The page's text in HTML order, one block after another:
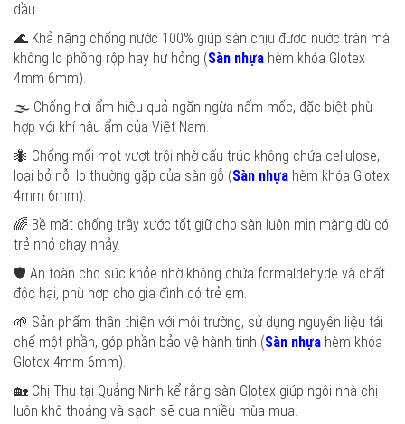
đầu.
🌊 Khả năng chống nước 100% giúp sàn chịu được nước tràn mà
không lo phồng rộp hay hư hỏng (Sàn nhựa hèm khóa Glotex
4mm 6mm).
🌫️ Chống hơi ẩm hiệu quả ngăn ngừa nấm mốc, đặc biệt phù
hợp với khí hậu ẩm của Việt Nam.
🐜 Chống mối mọt vượt trội nhờ cấu trúc không chứa cellulose,
loại bỏ nỗi lo thường gặp của sàn gỗ (Sàn nhựa hèm khóa Glotex
4mm 6mm).
🌈 Bề mặt chống trầy xước tốt giữ cho sàn luôn mịn màng dù có
trẻ nhỏ chạy nhảy.
🛡️ An toàn cho sức khỏe nhờ không chứa formaldehyde và chất
độc hại, phù hợp cho gia đình có trẻ em.
🌱 Sản phẩm thân thiện với môi trường, sử dụng nguyên liệu tái
chế một phần, góp phần bảo vệ hành tinh (Sàn nhựa hèm khóa
Glotex 4mm 6mm).
🏡 Chị Thu tại Quảng Ninh kể rằng sàn Glotex giúp ngôi nhà chị
luôn khô thoáng và sạch sẽ qua nhiều mùa mưa.